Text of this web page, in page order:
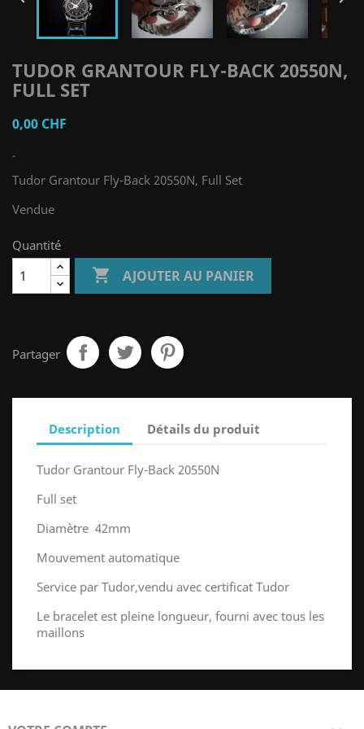
TUDOR GRANTOUR FLY-BACK 20550N,
FULL SET
0,00 CHF
-
Tudor Grantour Fly-Back 20550N, Full Set
Vendue
Quantité
 AJOUTER AU PANIER
Partager
Description Détails du produit
Tudor Grantour Fly-Back 20550N
Full set
Diamètre 42mm
Mouvement automatique
Service par Tudor,vendu avec certificat Tudor
Le bracelet est pleine longueur, fourni avec tous les
maillons